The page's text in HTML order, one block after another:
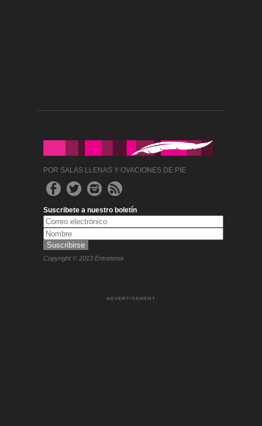
POR SALAS LLENAS Y OVACIONES DE PIE
Suscribete a nuestro boletín
Copyright © 2013 Entretenia
ADVERTISEMENT